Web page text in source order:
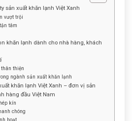
sản xuất khăn lạnh Việt Xanh
vượt trội
tâm
khăn lạnh dành cho nhà hàng, khách
thiện
ngành sản xuất khăn lạnh
khăn lạnh Việt Xanh – đơn vị sản
hàng đầu Việt Nam
kín
chóng